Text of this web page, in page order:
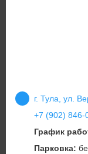
г. Тула, ул.
+7 (902) 846-
График
Парковка: